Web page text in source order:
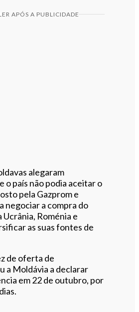
APÓS A PUBLICIDADE
alegaram
o país não podia aceitar o
pela Gazprom e
negociar a compra do
Roménia e
as suas fontes de
de oferta de
a Moldávia a declarar
em 22 de outubro, por